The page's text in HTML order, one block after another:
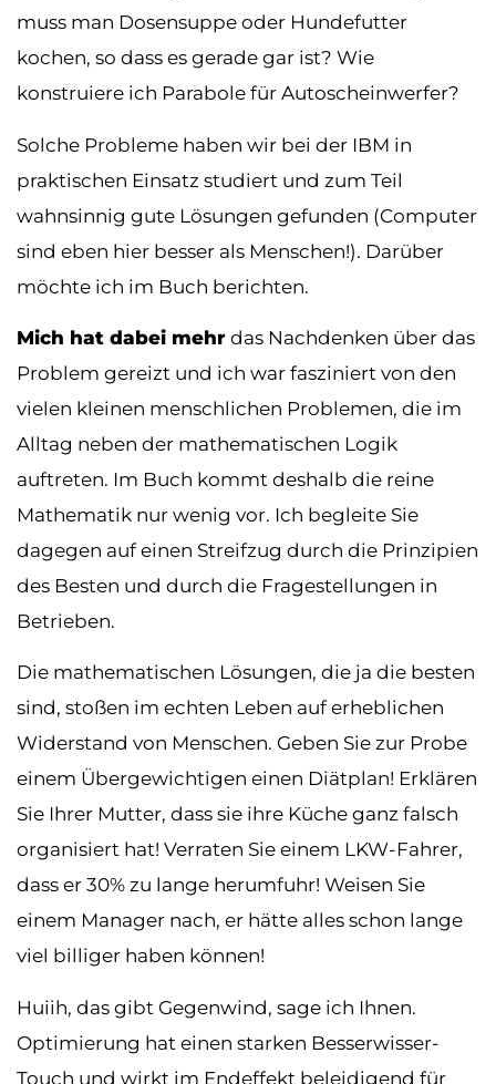
muss man Dosensuppe oder Hundefutter
kochen, so dass es gerade gar ist? Wie
konstruiere ich Parabole für Autoscheinwerfer?
Solche Probleme haben wir bei der IBM in
praktischen Einsatz studiert und zum Teil
wahnsinnig gute Lösungen gefunden (Computer
sind eben hier besser als Menschen!). Darüber
möchte ich im Buch berichten.
Mich hat dabei mehr das Nachdenken über das
Problem gereizt und ich war fasziniert von den
vielen kleinen menschlichen Problemen, die im
Alltag neben der mathematischen Logik
auftreten. Im Buch kommt deshalb die reine
Mathematik nur wenig vor. Ich begleite Sie
dagegen auf einen Streifzug durch die Prinzipien
des Besten und durch die Fragestellungen in
Betrieben.
Die mathematischen Lösungen, die ja die besten
sind, stoßen im echten Leben auf erheblichen
Widerstand von Menschen. Geben Sie zur Probe
einem Übergewichtigen einen Diätplan! Erklären
Sie Ihrer Mutter, dass sie ihre Küche ganz falsch
organisiert hat! Verraten Sie einem LKW-Fahrer,
dass er 30% zu lange herumfuhr! Weisen Sie
einem Manager nach, er hätte alles schon lange
viel billiger haben können!
Huiih, das gibt Gegenwind, sage ich Ihnen.
Optimierung hat einen starken Besserwisser-
Touch und wirkt im Endeffekt beleidigend für